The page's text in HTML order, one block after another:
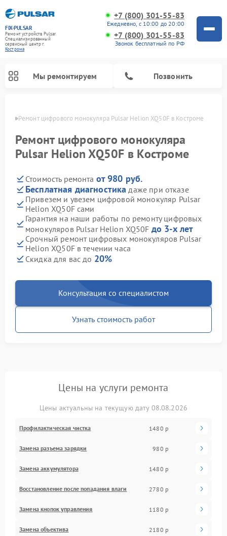
FIX-PULSAR
Ремонт устройств Pulsar
Специализированный
cервисный центр г.
Кострома
+7 (800) 301-55-83
Ежедневно, с 10:00 до 20:00
+7 (800) 301-55-83
Звонок бесплатный по РФ
Мы ремонтируем Позвонить
Ремонт цифрового монокуляра Pulsar Helion XQ50F в Костроме
Ремонт цифрового монокуляра
Pulsar Helion XQ50F в Костроме
Стоимость ремонта от 980 руб.
Бесплатная диагностика даже при отказе
Привезем и увезем цифровой монокуляр Pulsar
Helion XQ50F сами
Гарантия на наши работы по ремонту цифровых
монокуляров Pulsar Helion XQ50F до 3-х лет
Срочный ремонт цифровых монокуляров Pulsar
Helion XQ50F в течении часа
Скидка для вас до 20%
Консультация со специалистом
Узнать стоимость работ
Цены на услуги ремонта
Цены актуальны на текущую дату 08.08.2026
Профилактическая чистка 1480 р
Замена разъема зарядки 980 р
Замена аккумулятора 1480 р
Восстановление после попадания влаги 2780 р
Замена кнопок управления 1180 р
Замена объектива 2180 р